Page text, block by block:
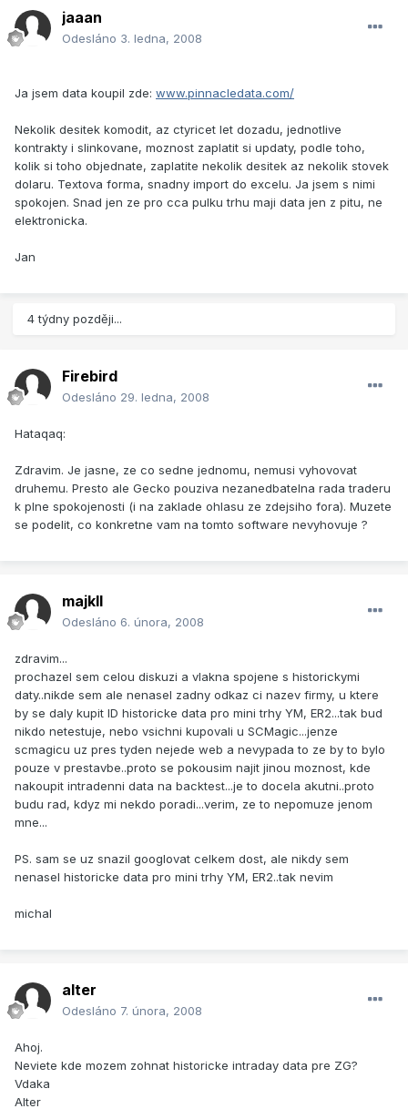
jaaan
Odesláno 3. ledna, 2008
Ja jsem data koupil zde: www.pinnacledata.com/
Nekolik desitek komodit, az ctyricet let dozadu, jednotlive
kontrakty i slinkovane, moznost zaplatit si updaty, podle toho,
kolik si toho objednate, zaplatite nekolik desitek az nekolik stovek
dolaru. Textova forma, snadny import do excelu. Ja jsem s nimi
spokojen. Snad jen ze pro cca pulku trhu maji data jen z pitu, ne
elektronicka.
Jan
4 týdny později...
Firebird
Odesláno 29. ledna, 2008
Hataqaq:
Zdravim. Je jasne, ze co sedne jednomu, nemusi vyhovovat
druhemu. Presto ale Gecko pouziva nezanedbatelna rada traderu
k plne spokojenosti (i na zaklade ohlasu ze zdejsiho fora). Muzete
se podelit, co konkretne vam na tomto software nevyhovuje ?
majkll
Odesláno 6. února, 2008
zdravim...
prochazel sem celou diskuzi a vlakna spojene s historickymi
daty..nikde sem ale nenasel zadny odkaz ci nazev firmy, u ktere
by se daly kupit ID historicke data pro mini trhy YM, ER2...tak bud
nikdo netestuje, nebo vsichni kupovali u SCMagic...jenze
scmagicu uz pres tyden nejede web a nevypada to ze by to bylo
pouze v prestavbe..proto se pokousim najit jinou moznost, kde
nakoupit intradenni data na backtest...je to docela akutni..proto
budu rad, kdyz mi nekdo poradi...verim, ze to nepomuze jenom
mne...
PS. sam se uz snazil googlovat celkem dost, ale nikdy sem
nenasel historicke data pro mini trhy YM, ER2..tak nevim
michal
alter
Odesláno 7. února, 2008
Ahoj.
Neviete kde mozem zohnat historicke intraday data pre ZG?
Vdaka
Alter